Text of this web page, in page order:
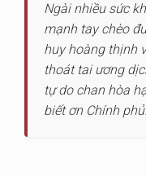
Ngài nhiều sức
mạnh tay chèo
huy hoàng thịnh
thoát tai ương
tự do chan hòa
biết ơn Chính